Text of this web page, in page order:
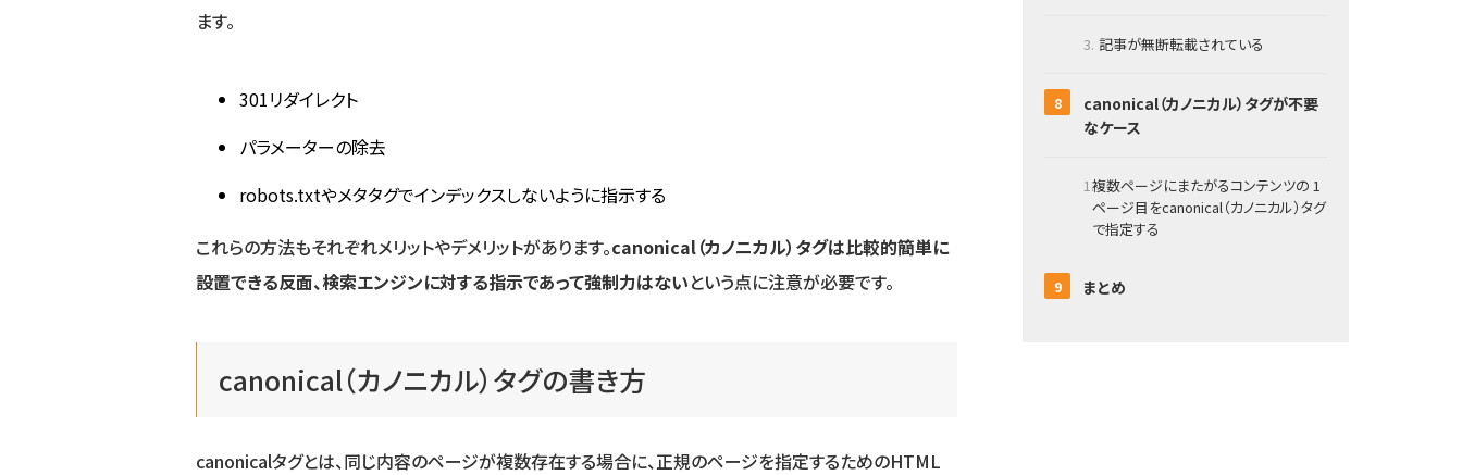
ます。
301リダイレクト
パラメーターの除去
robots.txtやメタタグでインデックスしないように指示する
これらの方法もそれぞれメリットやデメリットがあります。canonical（カノニカル）タグは比較的簡単に
設置できる反面、検索エンジンに対する指示であって強制力はないという点に注意が必要です。
canonical（カノニカル）タグの書き方
canonicalタグとは、同じ内容のページが複数存在する場合に、正規のページを指定するためのHTML
記事が無断転載されている
canonical（カノニカル）タグが不要
なケース
複数ページにまたがるコンテンツの 1
ページ目をcanonical（カノニカル）タグ
で指定する
まとめ